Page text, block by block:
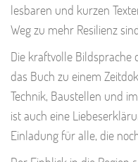
lesbaren und kurzen
Weg zu mehr Resilienz
Die kraftvolle Bildsprache
das Buch zu einem
Technik, Baustellen und
ist auch eine
Einladung für alle, die